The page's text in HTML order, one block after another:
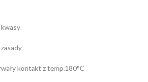
kontakt z temp.180°C